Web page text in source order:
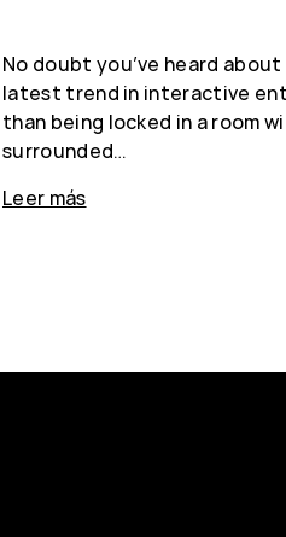
No doubt you’ve heard
latest trend in interactive
than being locked in a room
surrounded…
Leer más